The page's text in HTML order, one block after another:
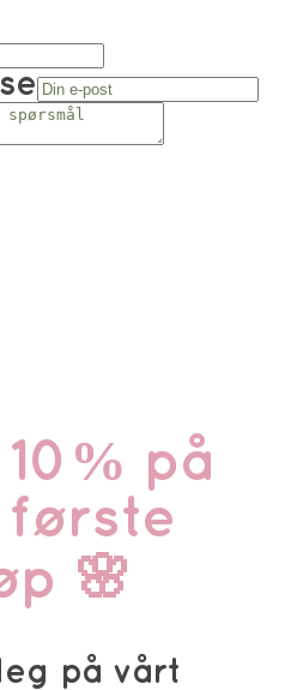
på
🌸
på vårt